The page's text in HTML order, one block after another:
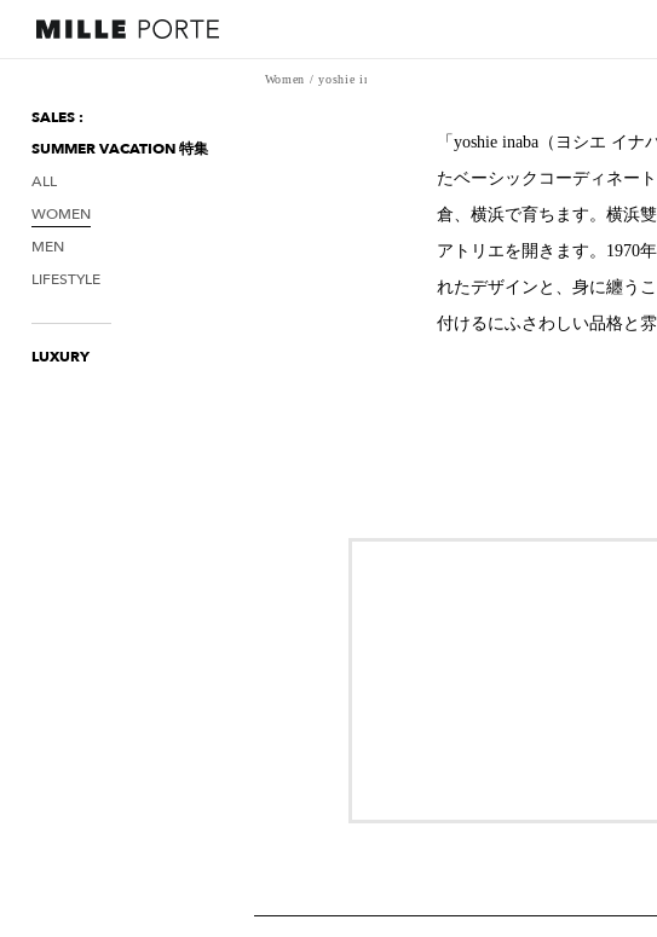
SALES :
SUMMER VACATION 特集
ALL
WOMEN
MEN
LIFESTYLE
LUXURY
Women /yoshie inaba
「yoshie inaba（ヨシエ イ
たベーシックコーディネー
倉、横浜で育ちます。横浜
アトリエを開きます。1970
れたデザインと、身に纏う
付けるにふさわしい品格と